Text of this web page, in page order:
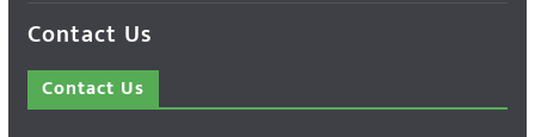
Contact Us
Contact Us